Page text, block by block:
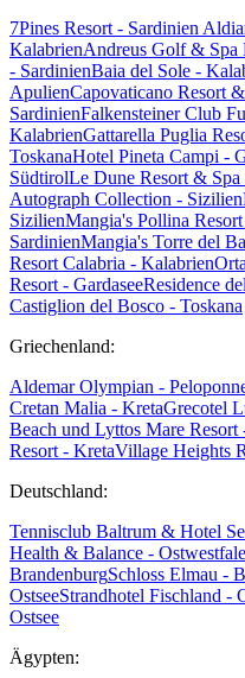
7Pines Resort - Sardinien
KalabrienAndreus Golf & Spa
- SardinienBaia del Sole -
ApulienCapovaticano Resort
SardinienFalkensteiner Club
KalabrienGattarella Puglia
ToskanaHotel Pineta Campi -
SüdtirolLe Dune Resort & Spa
Autograph Collection - Sizilien
SizilienMangia's Pollina
SardinienMangia's Torre del
Resort Calabria - Kalabrien
Resort - GardaseeResidence
Castiglion del Bosco - Toskana
Griechenland:
Aldemar Olympian -
Cretan Malia - KretaGrecotel
Beach und Lyttos Mare Resort
Resort - KretaVillage Heights
Deutschland:
Tennisclub Baltrum & Hotel
Health & Balance -
BrandenburgSchloss Elmau -
OstseeStrandhotel Fischland -
Ostsee
Ägypten: